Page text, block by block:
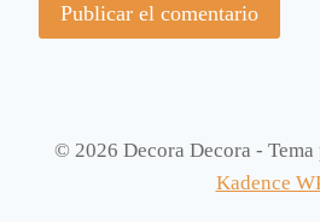
© 2026 Decora Decora - Tema
Kadence